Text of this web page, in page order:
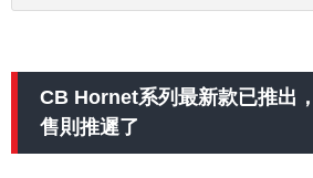
CB Hornet系列最新款已推出
售則推遲了